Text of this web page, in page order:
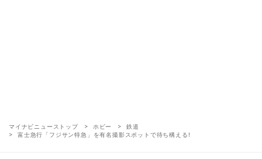
マイナビニューストップ ホビー
鉄道
富士急行「フジサン特急」を有名撮影スポットで待ち構える!